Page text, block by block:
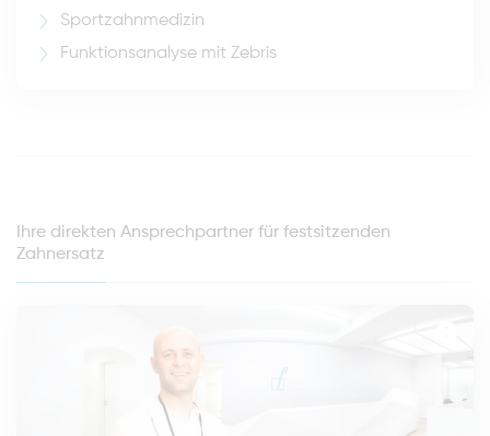
Sportzahnmedizin
Funktionsanalyse mit Zebris
Ihre direkten Ansprechpartner für festsitzenden
Zahnersatz